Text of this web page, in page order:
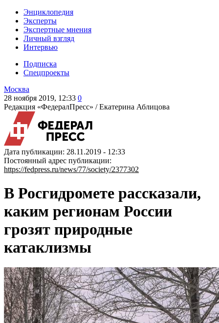
Энциклопедия
Эксперты
Экспертные мнения
Личный взгляд
Интервью
Подписка
Спецпроекты
Москва
28 ноября 2019, 12:33 0
Редакция «ФедералПресс» /Екатерина Аблицова
Дата публикации: 28.11.2019 - 12:33
Постоянный адрес публикации:
https://fedpress.ru/news/77/society/2377302
В Росгидромете рассказали,
каким регионам России
грозят природные
катаклизмы